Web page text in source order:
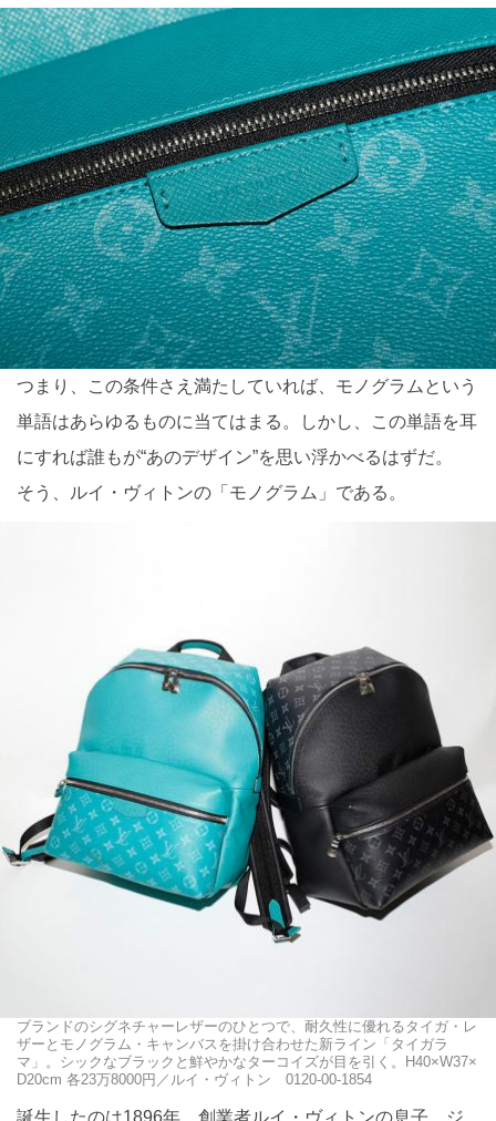
つまり、この条件さえ満たしていれば、モノグラムという
単語はあらゆるものに当てはまる。しかし、この単語を耳
にすれば誰もが“あのデザイン”を思い浮かべるはずだ。
そう、ルイ・ヴィトンの「モノグラム」である。
ブランドのシグネチャーレザーのひとつで、耐久性に優れるタイガ・レ
ザーとモノグラム・キャンバスを掛け合わせた新ライン「タイガラ
マ」。シックなブラックと鮮やかなターコイズが目を引く。H40×W37×
D20cm 各23万8000円／ルイ・ヴィトン 0120-00-1854